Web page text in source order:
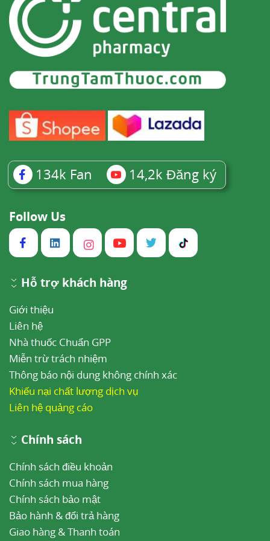
đáng kể tích tụ trong các mô. Ở động vật, thuốc
tập trung nhiều ở bạch cầu, nồng độ thuốc trong
gan, thận, lách và phổi cao gấp 200 - 700 lần
trong huyết tương. Trong khi đó ở não, tủy sống
thuốc tập trung chỉ cao gấp 10 - 30 lần trong
huyết tương.
Cloroquin chuyển hóa chính ở gan, sản phẩm
hoạt tính diệt P. falcifarum, một lượng nhỏ
bisdesethyl cloroquin và các chất khác chưa xác
hóa của nó thải trừ rất chậm, nhưng tăng lên khi
nước tiểu bị acid hóa, nửa đời thải trừ từ 1 - 2
tháng.
Khoảng hơn một nửa lượng cloroquin thải trừ
10% dưới dạng monodesethyl. Cloroquin có thể
tồn lưu nhiều tháng hoặc nhiều năm trong cơ
thể sau khi ngừng thuốc.
4Chỉ định
Điều trị sốt rét chưa biến chứng do P. malariae,
thế giới vẫn dùng cloroquin để dự phòng sốt rét
cloroquin không được dùng để dự phòng sốt rét
ở Việt Nam.
Thuốc cũng được dùng để diệt amíp ngoài ruột,
viêm đa khớp dạng thấp, lupus ban đỏ, phản
134k Fan 14,2k Đăng ký
Follow Us
Hỗ trợ khách hàng
Giới thiệu
Liên hệ
Nhà thuốc Chuẩn GPP
Miễn trừ trách nhiệm
Thông báo nội dung không chính xác
Khiếu nại chất lượng dịch vụ
Liên hệ quảng cáo
Chính sách
Chính sách điều khoản
Chính sách mua hàng
Chính sách bảo mật
Bảo hành & đổi trả hàng
Giao hàng & Thanh toán